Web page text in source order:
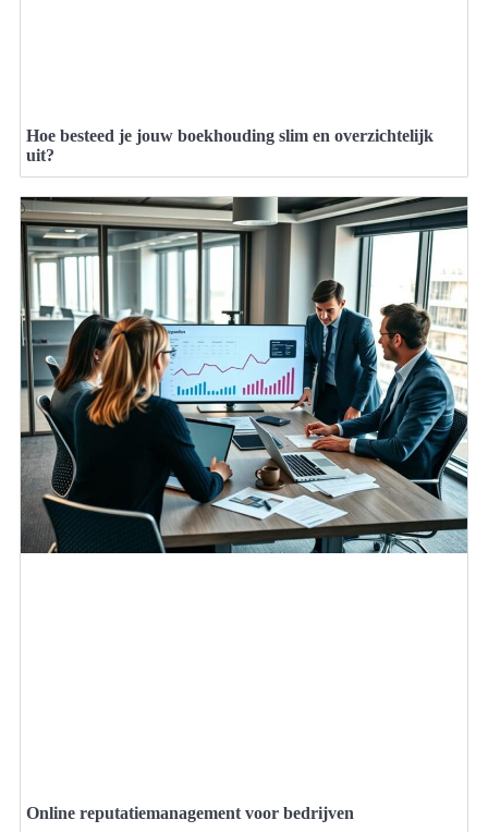
Hoe besteed je jouw boekhouding slim en overzichtelijk
uit?
Online reputatiemanagement voor bedrijven